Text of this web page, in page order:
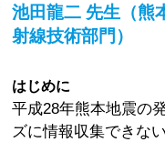
池田龍二 先生（熊
射線技術部門）
はじめに
平成28年熊本地震の
ズに情報収集できな